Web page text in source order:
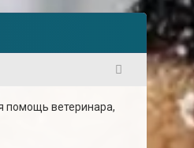
помощь ветеринара,